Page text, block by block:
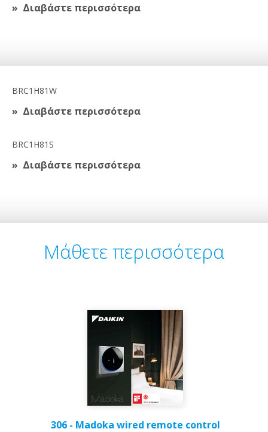
Διαβάστε περισσότερα
BRC1H81W
Διαβάστε περισσότερα
BRC1H81S
Διαβάστε περισσότερα
Μάθετε περισσότερα
306 - Madoka wired remote control